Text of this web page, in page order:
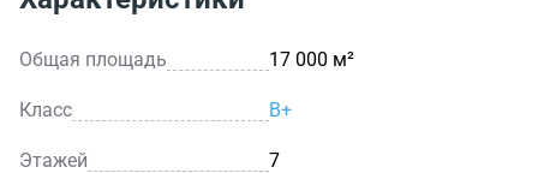
Общая площадь 17 000 м²
Класс B+
Этажей 7